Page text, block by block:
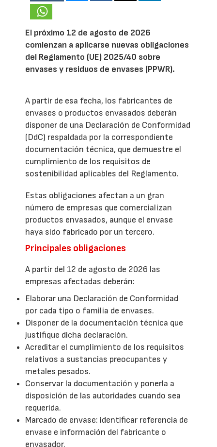
El próximo 12 de agosto de 2026
comienzan a aplicarse nuevas obligaciones
del Reglamento (UE) 2025/40 sobre
envases y residuos de envases (PPWR).
A partir de esa fecha, los fabricantes de
envases o productos envasados deberán
disponer de una Declaración de Conformidad
(DdC) respaldada por la correspondiente
documentación técnica, que demuestre el
cumplimiento de los requisitos de
sostenibilidad aplicables del Reglamento.
Estas obligaciones afectan a un gran
número de empresas que comercializan
productos envasados, aunque el envase
haya sido fabricado por un tercero.
Principales obligaciones
A partir del 12 de agosto de 2026 las
empresas afectadas deberán:
Elaborar una Declaración de Conformidad
por cada tipo o familia de envases.
Disponer de la documentación técnica que
justifique dicha declaración.
Acreditar el cumplimiento de los requisitos
relativos a sustancias preocupantes y
metales pesados.
Conservar la documentación y ponerla a
disposición de las autoridades cuando sea
requerida.
Marcado de envase: identificar referencia de
envase e información del fabricante o
envasador.